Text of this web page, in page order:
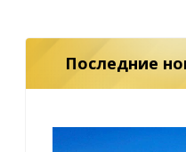
Последние